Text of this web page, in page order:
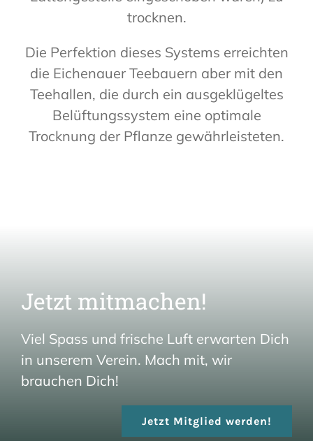
trocknen.
Die Perfektion dieses Systems erreichten
die Eichenauer Teebauern aber mit den
Teehallen, die durch ein ausgeklügeltes
Belüftungssystem eine optimale
Trocknung der Pflanze gewährleisteten.
Jetzt mitmachen!
Viel Spass und frische Luft erwarten Dich
in unserem Verein. Mach mit, wir
brauchen Dich!
Jetzt Mitglied werden!